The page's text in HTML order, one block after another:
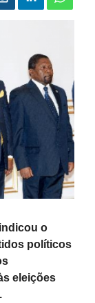
o
políticos
eleições